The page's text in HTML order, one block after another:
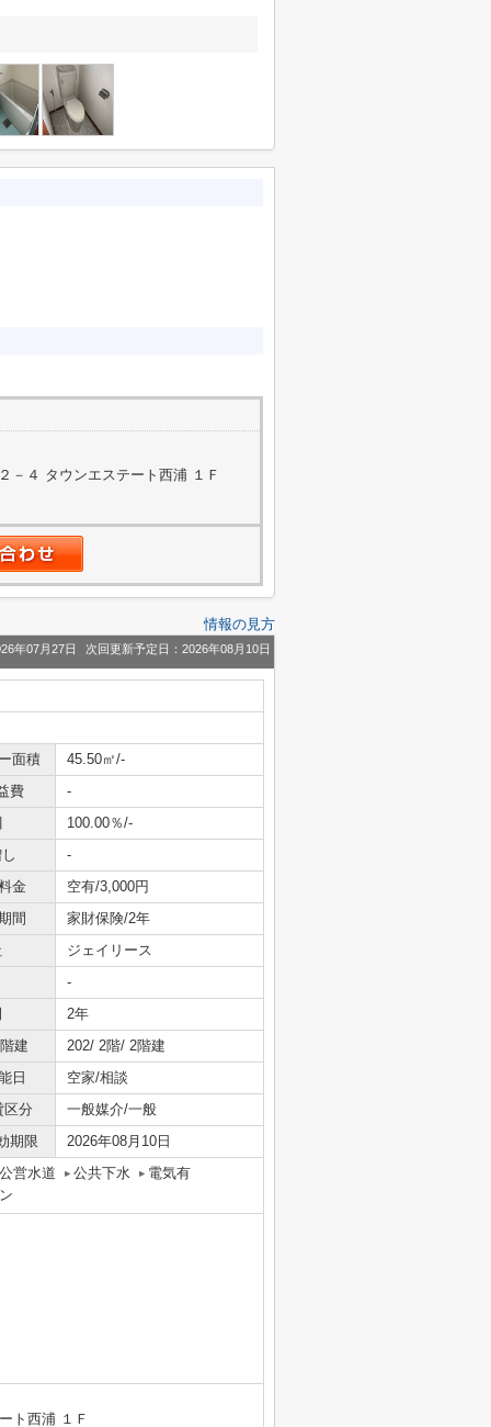
－４ タウンエステート西浦 １Ｆ
情報の見方
年07月27日 次回更新予定日：2026年08月10日
面積
45.50㎡/-
費
-
100.00％/-
-
金
空有/3,000円
間
家財保険/2年
ジェイリース
-
2年
建
202/ 2階/ 2階建
日
空家/相談
区分
一般媒介/一般
期限
2026年08月10日
公営水道
公共下水
電気有
ト西浦 １Ｆ